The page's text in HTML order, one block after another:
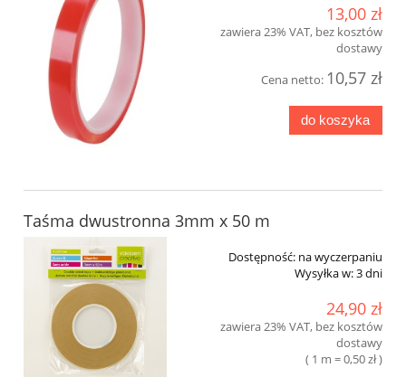
13,00 zł
zawiera 23% VAT, bez kosztów
dostawy
Cena netto: 10,57 zł
do koszyka
Taśma dwustronna 3mm x 50 m
Dostępność: na wyczerpaniu
Wysyłka w:3 dni
24,90 zł
zawiera 23% VAT, bez kosztów
dostawy
( 1 m = 0,50 zł )